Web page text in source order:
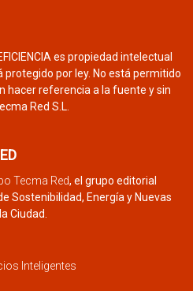
es propiedad intelectual
protegido por ley. No está permitido
hacer referencia a la fuente y sin
Red S.L.
Tecma Red, el grupo editorial
Sostenibilidad, Energía y Nuevas
Ciudad.
Inteligentes